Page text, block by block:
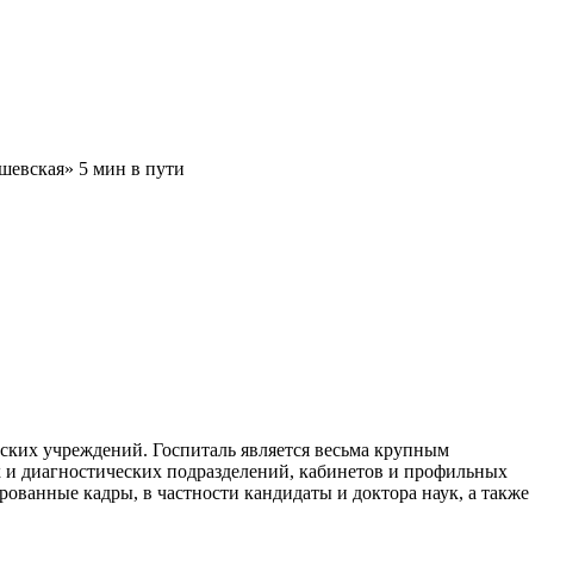
5 мин в пути
учреждений. Госпиталь является весьма крупным
диагностических подразделений, кабинетов и профильных
кадры, в частности кандидаты и доктора наук, а также